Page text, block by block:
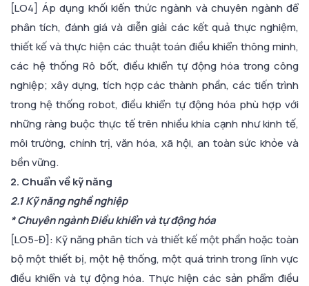
[LO4] Áp dụng khối kiến thức ngành và chuyên ngành để
phân tích, đánh giá và diễn giải các kết quả thực nghiệm,
thiết kế và thực hiện các thuật toán điều khiển thông minh,
các hệ thống Rô bốt, điều khiển tự động hóa trong công
nghiệp; xây dựng, tích hợp các thành phần, các tiến trình
trong hệ thống robot, điều khiển tự động hóa phù hợp với
những ràng buộc thực tế trên nhiều khía cạnh như kinh tế,
môi trường, chính trị, văn hóa, xã hội, an toàn sức khỏe và
bền vững.
2. Chuẩn về kỹ năng
2.1 Kỹ năng nghề nghiệp
* Chuyên ngành Điều khiển và tự động hóa
[LO5-Đ]: Kỹ năng phân tích và thiết kế một phần hoặc toàn
bộ một thiết bị, một hệ thống, một quá trình trong lĩnh vực
điều khiển và tự động hóa. Thực hiện các sản phẩm điều